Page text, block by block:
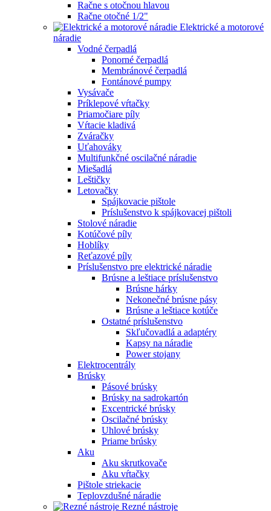
Račne s otočnou hlavou
Račne otočné 1/2"
Elektrické a motorové
náradie
Vodné čerpadlá
Ponorné čerpadlá
Membránové čerpadlá
Fontánové pumpy
Vysávače
Príklepové vŕtačky
Priamočiare píly
Vŕtacie kladivá
Zváračky
Uťahováky
Multifunkčné oscilačné náradie
Miešadlá
Leštičky
Letovačky
Spájkovacie pištole
Príslušenstvo k spájkovacej pištoli
Stolové náradie
Kotúčové píly
Hoblíky
Reťazové píly
Príslušenstvo pre elektrické náradie
Brúsne a leštiace príslušenstvo
Brúsne hárky
Nekonečné brúsne pásy
Brúsne a leštiace kotúče
Ostatné príslušenstvo
Skľučovadlá a adaptéry
Kapsy na náradie
Power stojany
Elektrocentrály
Brúsky
Pásové brúsky
Brúsky na sadrokartón
Excentrické brúsky
Oscilačné brúsky
Uhlové brúsky
Priame brúsky
Aku
Aku skrutkovače
Aku vŕtačky
Pištole striekacie
Teplovzdušné náradie
Rezné nástroje